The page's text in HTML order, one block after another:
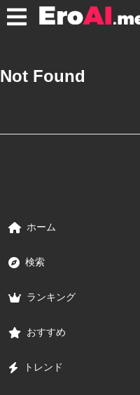
Not Found
ホーム
検索
ランキング
おすすめ
トレンド